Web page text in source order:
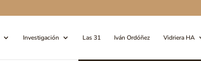
Investigación Las 31 Iván Ordóñez Vidriera HA